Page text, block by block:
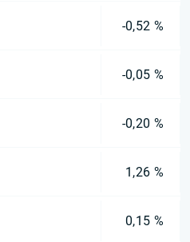
-0,52 %
-0,05 %
-0,20 %
1,26 %
0,15 %